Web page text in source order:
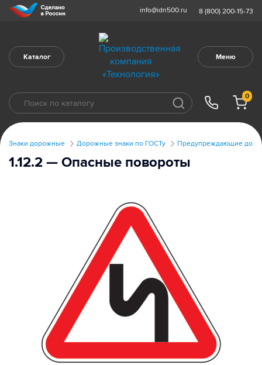
info@idn500.ru 8 (800) 200-15-73
Каталог Меню
0
Знаки дорожные Дорожные знаки по ГОСТу Предупреждающие
1.12.2 — Опасные повороты